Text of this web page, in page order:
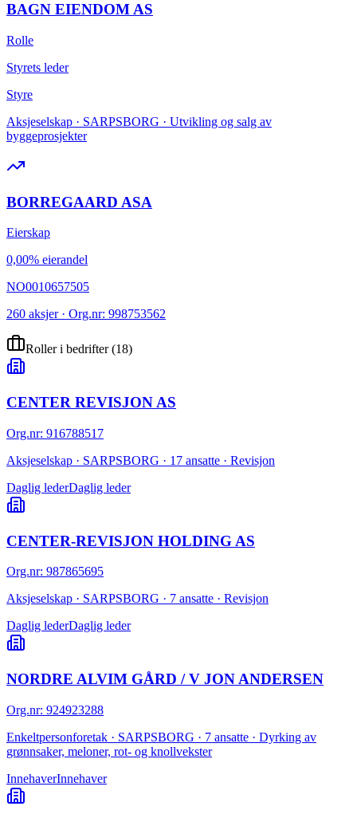
BAGN EIENDOM AS
Rolle
Styrets leder
Styre
Aksjeselskap · SARPSBORG · Utvikling og salg av
byggeprosjekter
BORREGAARD ASA
Eierskap
0,00% eierandel
NO0010657505
260 aksjer · Org.nr: 998753562
Roller i bedrifter(18)
CENTER REVISJON AS
Org.nr: 916788517
Aksjeselskap · SARPSBORG · 17 ansatte · Revisjon
Daglig lederDaglig leder
CENTER-REVISJON HOLDING AS
Org.nr: 987865695
Aksjeselskap · SARPSBORG · 7 ansatte · Revisjon
Daglig lederDaglig leder
NORDRE ALVIM GÅRD / V JON ANDERSEN
Org.nr: 924923288
Enkeltpersonforetak · SARPSBORG · 7 ansatte · Dyrking av
grønnsaker, meloner, rot- og knollvekster
InnehaverInnehaver